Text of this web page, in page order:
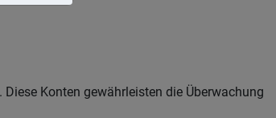
Konten gewährleisten die Überwachung